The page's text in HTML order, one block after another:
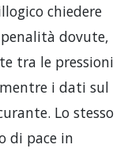
chiedere
dovute,
tra le pressioni
i dati sul
Lo stesso
di pace in